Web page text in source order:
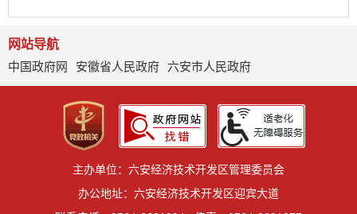
网站导航
中国政府网
安徽省人民政府 六安市人民政府
主办单位：六安经济技术开发区管理委员会
办公地址：六安经济技术开发区迎宾大道